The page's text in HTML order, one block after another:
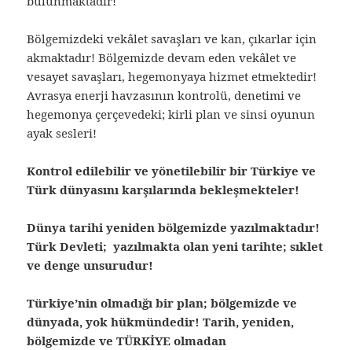
Bölgemizdeki vekâlet savaşları ve kan, çıkarlar için
akmaktadır! Bölgemizde devam eden vekâlet ve
vesayet savaşları, hegemonyaya hizmet etmektedir!
Avrasya enerji havzasının kontrolü, denetimi ve
hegemonya çerçevedeki; kirli plan ve sinsi oyunun
ayak sesleri!
Kontrol edilebilir ve yönetilebilir bir Türkiye ve
Türk dünyasını karşılarında bekleşmekteler!
Dünya tarihi yeniden bölgemizde yazılmaktadır!
Türk Devleti; yazılmakta olan yeni tarihte; sıklet
ve denge unsurudur!
Türkiye’nin olmadığı bir plan; bölgemizde ve
dünyada, yok hükmündedir! Tarih, yeniden,
bölgemizde ve TÜRKİYE olmadan